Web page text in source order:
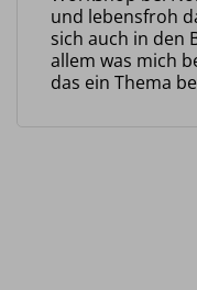
und lebensfroh
sich auch in den
allem was mich
das ein Thema